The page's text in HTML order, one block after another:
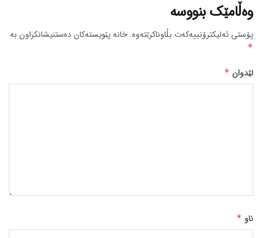
وەڵامێک بنووسە
پۆستی ئەلیکترۆنییەکەت بڵاوناکرێتەوە. خانە پێویستەکان دەستنیشانکراون بە
*
لێدوان *
ناو *